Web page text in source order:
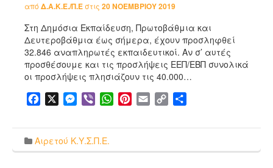
από Δ.Α.Κ.Ε./Π.Εστις 20 ΝΟΕΜΒΡΊΟΥ 2019
Στη Δημόσια Εκπαίδευση, Πρωτοβάθμια και
Δευτεροβάθμια έως σήμερα, έχουν προσληφθεί
32.846 αναπληρωτές εκπαιδευτικοί. Αν σ’ αυτές
προσθέσουμε και τις προσλήψεις ΕΕΠ/ΕΒΠ συνολικά
οι προσλήψεις πλησιάζουν τις 40.000…
Facebook Messenger
Viber WhatsApp
Pinterest
Email Copy
Αιρετού Κ.Υ.Σ.Π.Ε.